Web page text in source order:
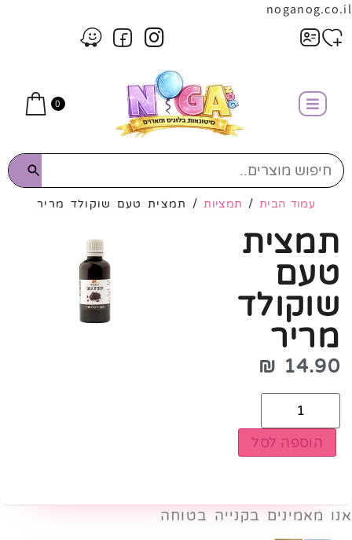
noganog.co.il
0
עמוד הבית/ תמציות/ תמצית טעם שוקולד מריר
תמצית
טעם
שוקולד
מריר
14.90
₪
הוספה לסל
אנו מאמינים בקנייה בטוחה